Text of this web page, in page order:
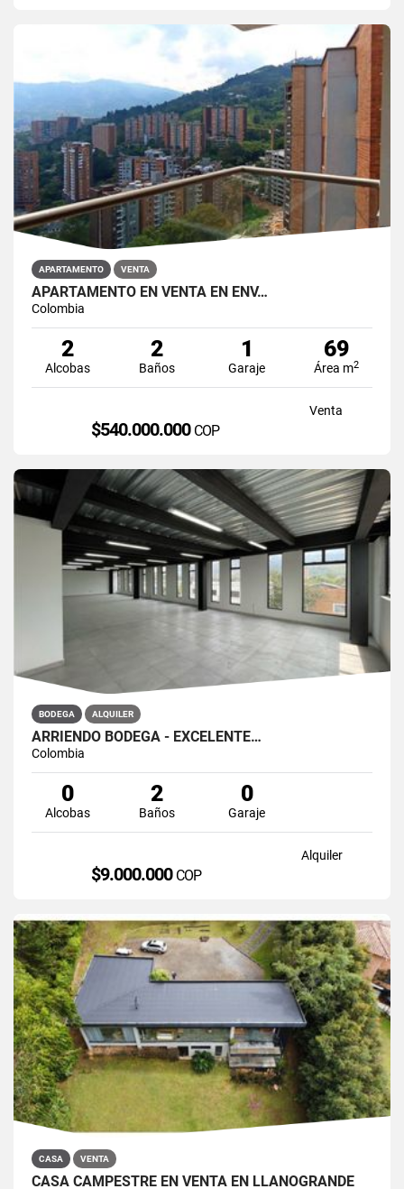
APARTAMENTO VENTA
APARTAMENTO EN VENTA EN ENV…
Colombia
2
Alcobas
2
Baños
1
Garaje
69
Área m2
Venta
$540.000.000 COP
BODEGA ALQUILER
ARRIENDO BODEGA - EXCELENTE…
Colombia
0
Alcobas
2
Baños
0
Garaje
Alquiler
$9.000.000 COP
CASA VENTA
CASA CAMPESTRE EN VENTA EN LLANOGRANDE